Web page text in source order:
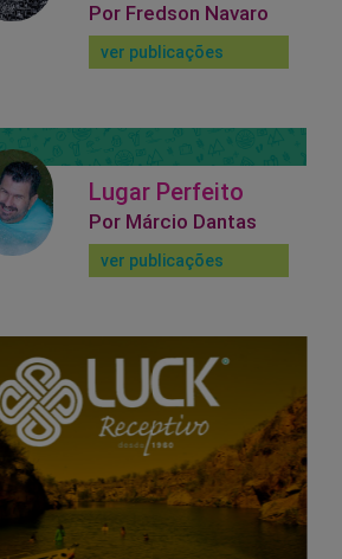
Por Fredson Navaro
ver publicações
Lugar Perfeito
Por Márcio Dantas
ver publicações